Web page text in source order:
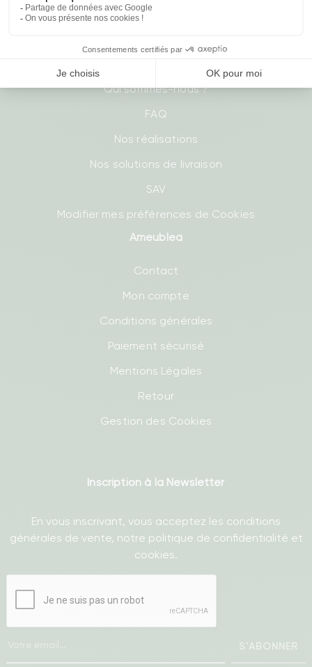
Qui sommes-nous ?
FAQ
Nos réalisations
Nos solutions de livraison
SAV
Modifier mes préférences de Cookies
Ameublea
Contact
Mon compte
Conditions générales
Paiement sécurisé
Mentions Légales
Retour
Gestion des Cookies
Inscription à la Newsletter
En vous inscrivant, vous acceptez les conditions
générales de vente, notre politique de confidentialité et
cookies.
S'ABONNER